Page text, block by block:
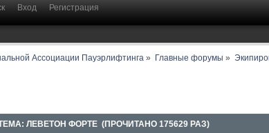
Вход Регистрация
Ассоциации Пауэрлифтинга » Главные форумы »
ЛЕВЕТОН ФОРТЕ (ПРОЧИТАНО 175629 РАЗ)